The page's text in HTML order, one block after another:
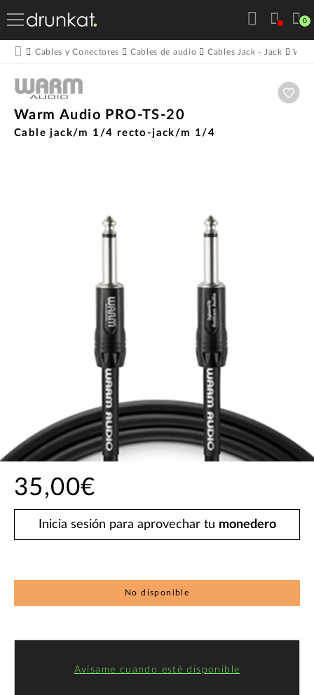
0
Cables y Conectores Cables de audio Cables Jack - Jack
Warm Audio PRO-TS-20
Cable jack/m 1/4 recto-jack/m 1/4
35,00€
Inicia sesión para aprovechar tu monedero
No disponible
Avísame cuando esté disponible